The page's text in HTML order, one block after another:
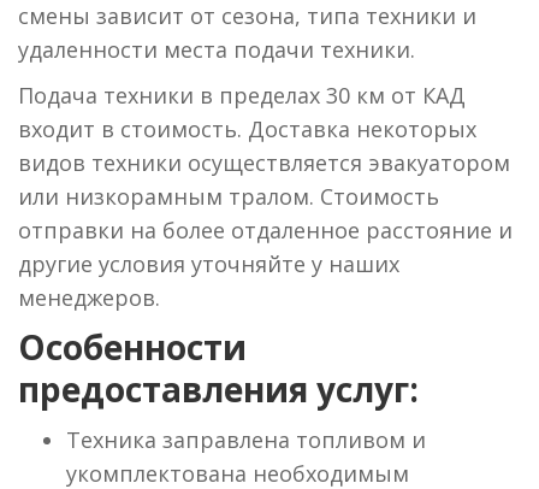
смены зависит от сезона, типа техники и
удаленности места подачи техники.
Подача техники в пределах 30 км от КАД
входит в стоимость. Доставка некоторых
видов техники осуществляется эвакуатором
или низкорамным тралом. Стоимость
отправки на более отдаленное расстояние и
другие условия уточняйте у наших
менеджеров.
Особенности
предоставления услуг:
Техника заправлена топливом и
укомплектована необходимым